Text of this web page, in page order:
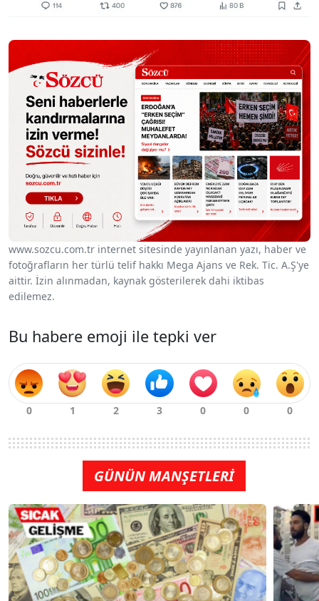
www.sozcu.com.tr internet sitesinde yayınlanan yazı, haber ve
fotoğrafların her türlü telif hakkı Mega Ajans ve Rek. Tic. A.Ş'ye
aittir. İzin alınmadan, kaynak gösterilerek dahi iktibas
edilemez.
Bu habere emoji ile tepki ver
GÜNÜN MANŞETLERİ